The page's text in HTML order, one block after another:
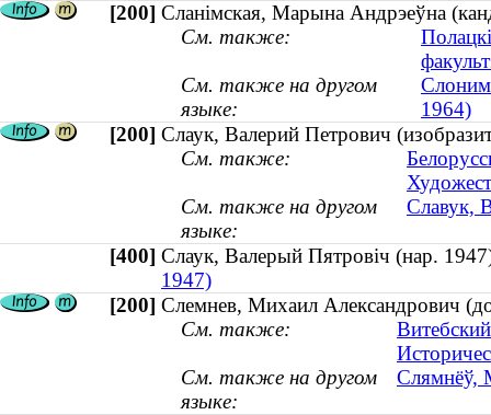
[200] Сланімская, Марына Андрэеўна
См. также:
См. также на другом
языке:
1964)
[200] Слаук, Валерий Петрович
См. также:
См. также на другом
языке:
Славук,
[400] Слаук, Валерый Пятровіч (нар.
1947)
[200] Слемнев, Михаил Александрович
См. также:
См. также на другом
языке:
Слямнёў,